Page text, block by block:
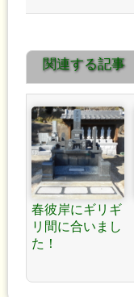
関連する記事
春彼岸にギリギ
リ間に合いまし
た！